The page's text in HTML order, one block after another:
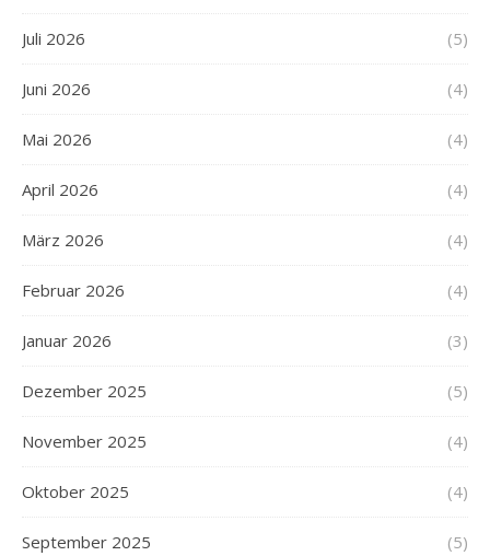
Juli 2026 (5)
Juni 2026 (4)
Mai 2026 (4)
April 2026 (4)
März 2026 (4)
Februar 2026 (4)
Januar 2026 (3)
Dezember 2025 (5)
November 2025 (4)
Oktober 2025 (4)
September 2025 (5)